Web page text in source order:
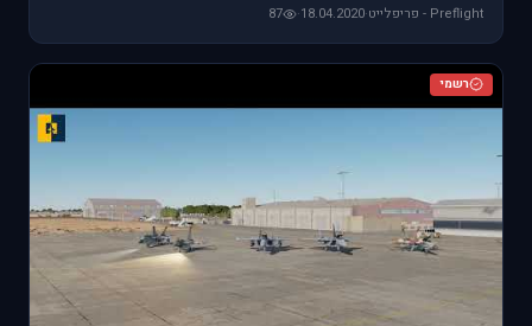
Preflight - פריפלייט ·
18.04.2020
·
87
רשמי